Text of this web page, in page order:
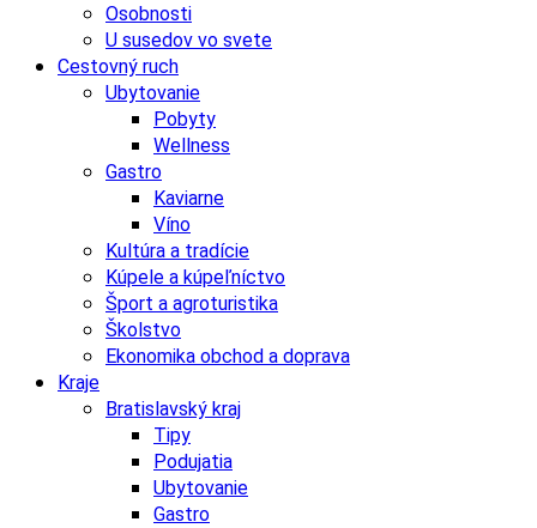
Osobnosti
U susedov vo svete
Cestovný ruch
Ubytovanie
Pobyty
Wellness
Gastro
Kaviarne
Víno
Kultúra a tradície
Kúpele a kúpeľníctvo
Šport a agroturistika
Školstvo
Ekonomika obchod a doprava
Kraje
Bratislavský kraj
Tipy
Podujatia
Ubytovanie
Gastro